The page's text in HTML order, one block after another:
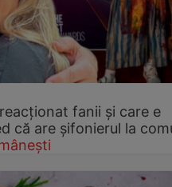
fanii și care e
că are șifonierul la